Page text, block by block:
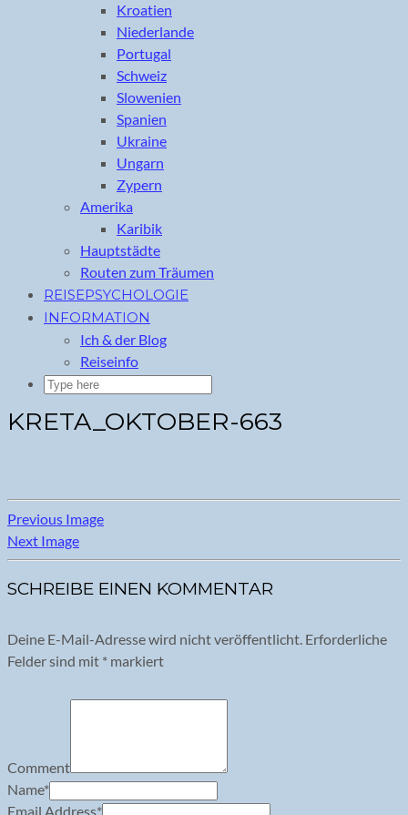
Kroatien
Niederlande
Portugal
Schweiz
Slowenien
Spanien
Ukraine
Ungarn
Zypern
Amerika
Karibik
Hauptstädte
Routen zum Träumen
REISEPSYCHOLOGIE
INFORMATION
Ich & der Blog
Reiseinfo
KRETA_OKTOBER-663
Previous Image
Next Image
SCHREIBE EINEN KOMMENTAR
Deine E-Mail-Adresse wird nicht veröffentlicht. Erforderliche
Felder sind mit * markiert
Comment
Name*
Email Address*